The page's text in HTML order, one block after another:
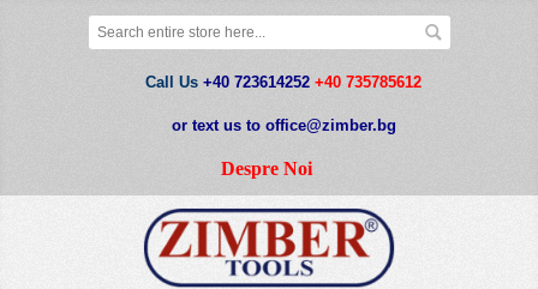
Call Us +40 723614252 +40 735785612
or text us to office@zimber.bg
Despre Noi